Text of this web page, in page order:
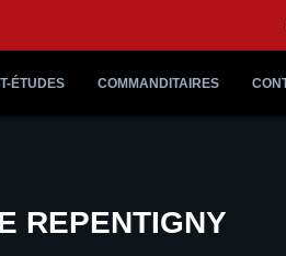
ÉTUDES COMMANDITAIRES
REPENTIGNY